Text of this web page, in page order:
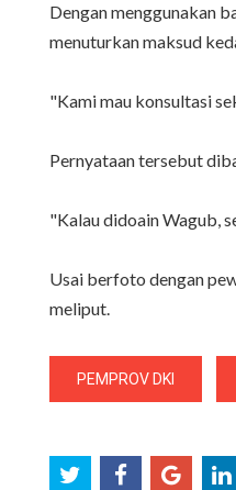
Dengan menggunakan
menuturkan maksud
"Kami mau konsultasi
Pernyataan tersebut
"Kalau didoain Wagub,
Usai berfoto dengan
meliput.
PEMPROV DKI